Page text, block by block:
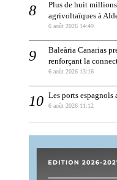
Plus de huit
agrivoltaïques à
6 août 2026 14:49
Baleària Canarias
renforçant la
6 août 2026 13:16
Les ports
6 août 2026 11:12